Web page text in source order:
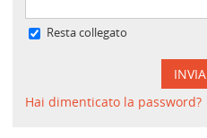
Resta collegato
INVIA
Hai dimenticato la password?